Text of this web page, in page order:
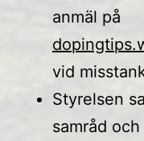
anmäl på
vid
Styrelsen
samråd